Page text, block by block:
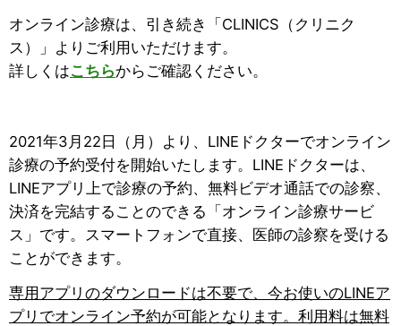
オンライン診療は、引き続き「CLINICS（クリニク
ス）」よりご利用いただけます。
詳しくはこちらからご確認ください。
2021年3月22日（月）より、LINEドクターでオンライン
診療の予約受付を開始いたします。LINEドクターは、
LINEアプリ上で診療の予約、無料ビデオ通話での診察、
決済を完結することのできる「オンライン診療サービ
ス」です。スマートフォンで直接、医師の診察を受ける
ことができます。
専用アプリのダウンロードは不要で、今お使いのLINEア
プリでオンライン予約が可能となります。利用料は無料